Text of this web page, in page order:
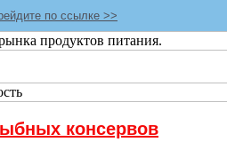
по ссылке >>
консервов